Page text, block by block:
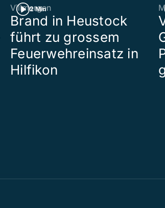
2 Min
Villmergen
Brand in Heustock
führt zu grossem
Feuerwehreinsatz in
Hilfikon